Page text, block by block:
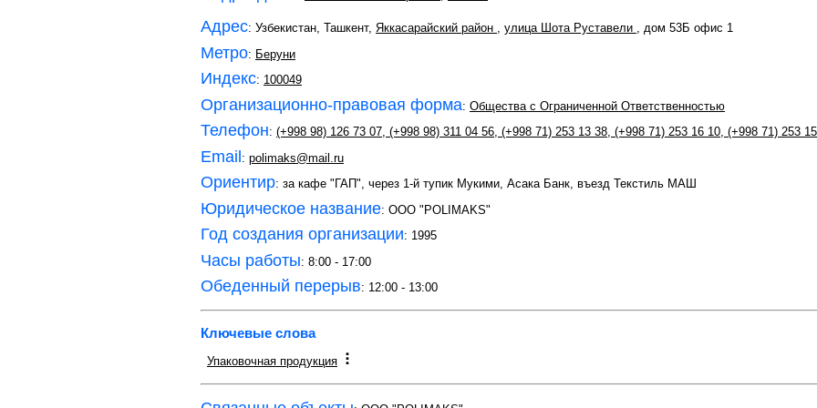
Адрес: Узбекистан, Ташкент, Яккасарайский район , улица Шота Руставели , дом 53Б офис 1
Метро: Беруни
Индекс: 100049
Организационно-правовая форма: Общества с Ограниченной Ответственностью
Телефон: (+998 98) 126 73 07, (+998 98) 311 04 56, (+998 71) 253 13 38, (+998 71) 253 16 10, (+998 71) 253
Email: polimaks@mail.ru
Ориентир: за кафе "ГАП", через 1-й тупик Мукими, Асака Банк, въезд Текстиль МАШ
Юридическое название: ООО "POLIMAKS"
Год создания организации: 1995
Часы работы: 8:00 - 17:00
Обеденный перерыв: 12:00 - 13:00
Ключевые слова
Упаковочная продукция